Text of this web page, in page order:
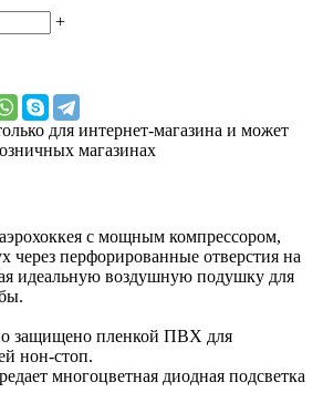
+
для интернет-магазина и может
магазинах
с мощным компрессором,
через перфорированные отверстия на
идеальную воздушную подушку для
защищено пленкой ПВХ для
нон-стоп.
многоцветная диодная подсветка